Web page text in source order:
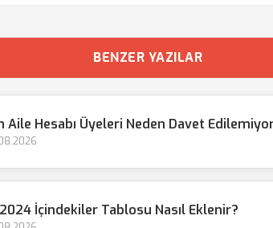
BENZER YAZILAR
Hesabı Üyeleri Neden Davet
İçindekiler Tablosu Nasıl Eklenir?